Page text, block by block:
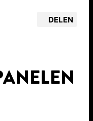
DELEN